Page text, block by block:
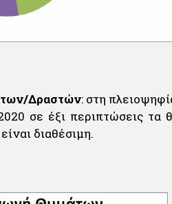
Δραστών: στη
σε έξι περιπτώσεις τα
διαθέσιμη.